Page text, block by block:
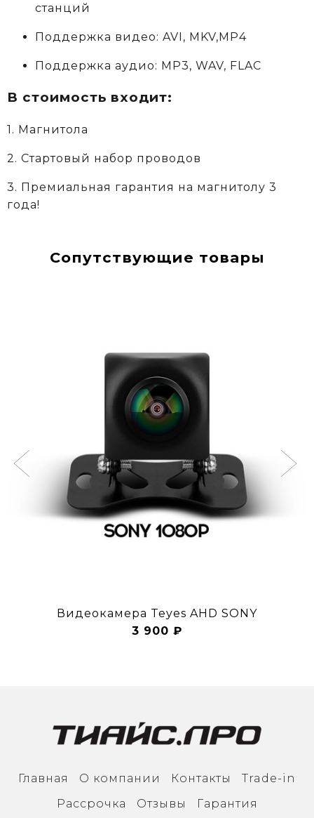
станций
Поддержка видео: AVI, MKV,MP4
Поддержка аудио: MP3, WAV, FLAC
В стоимость входит:
1. Магнитола
2. Стартовый набор проводов
3. Премиальная гарантия на магнитолу 3
года!
Сопутствующие товары
Видеокамера Teyes AHD SONY
3 900 ₽
Главная О компании Контакты
Trade-in
Рассрочка
Отзывы Гарантия